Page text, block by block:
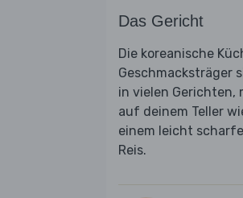
Das Gericht
Die koreanische
Geschmacksträger
in vielen Gerichten,
auf deinem Teller
einem leicht
Reis.